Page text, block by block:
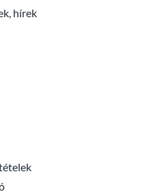
hírek